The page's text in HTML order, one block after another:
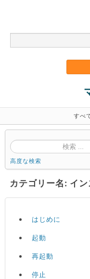
すべ
高度な検索
カテゴリー名: イ
はじめに
起動
再起動
停止